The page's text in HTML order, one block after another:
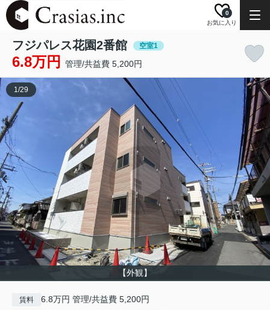
お気に入り
0
フジパレス花園2番館 空室1
6.8万円 管理/共益費 5,200円
【外観】
1/29
賃料 6.8万円 管理/共益費 5,200円